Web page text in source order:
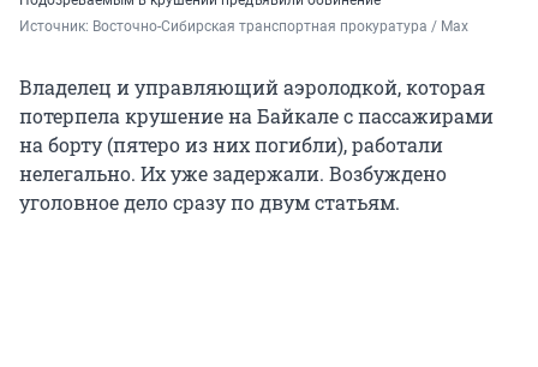
Источник: Восточно-Сибирская транспортная прокуратура / Maх
Владелец и управляющий аэролодкой, которая
потерпела крушение на Байкале с пассажирами
на борту (пятеро из них погибли), работали
нелегально. Их уже задержали. Возбуждено
уголовное дело сразу по двум статьям.